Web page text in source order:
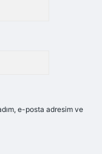
e-posta adresim ve